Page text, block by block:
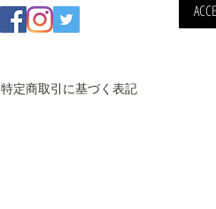
特定商取引に基づく表記